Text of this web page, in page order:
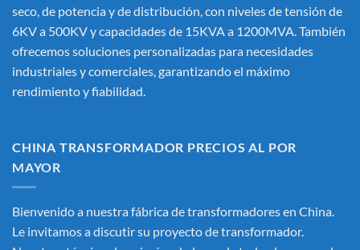
seco, de potencia y de distribución, con niveles de tensión de
6KV a 500KV y capacidades de 15KVA a 1200MVA. También
ofrecemos soluciones personalizadas para necesidades
industriales y comerciales, garantizando el máximo
rendimiento y fiabilidad.
CHINA TRANSFORMADOR PRECIOS AL POR
MAYOR
Bienvenido a nuestra fábrica de transformadores en China.
Le invitamos a discutir su proyecto de transformador.